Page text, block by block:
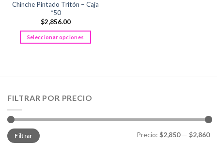
Chinche Pintado Tritón – Caja
*50
$2,856.00
Seleccionar opciones
Las
se
FILTRAR POR PRECIO
Precio
mínimo
Precio
máximo
Filtrar Precio: $2,850— $2,860